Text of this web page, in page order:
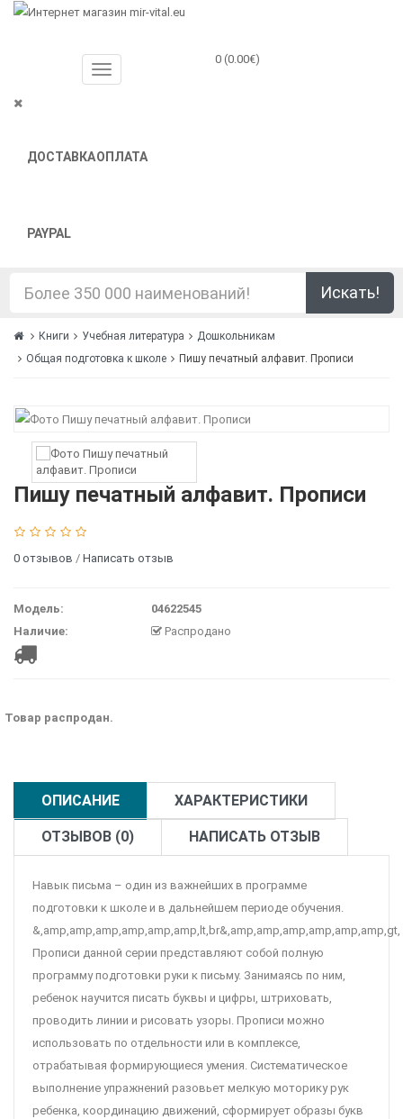
ДОСТАВКАОПЛАТА
PAYPAL
0 (0.00€)
Искать!
Книги Учебная литература
Дошкольникам
Общая подготовка к школе
Пишу печатный алфавит. Прописи
Пишу печатный алфавит. Прописи
0 отзывов / Написать отзыв
Модель:
04622545
Наличие:
Распродано
Товар распродан.
ОПИСАНИЕ ХАРАКТЕРИСТИКИ
ОТЗЫВОВ (0) НАПИСАТЬ ОТЗЫВ
Навык письма – один из важнейших в программе
подготовки к школе и в дальнейшем периоде обучения.
&,amp,amp,amp,amp,amp,amp,lt,br&,amp,amp,amp,amp,amp,amp,gt,
Прописи данной серии представляют собой полную
программу подготовки руки к письму. Занимаясь по ним,
ребенок научится писать буквы и цифры, штриховать,
проводить линии и рисовать узоры. Прописи можно
использовать по отдельности или в комплексе,
отрабатывая формирующиеся умения. Систематическое
выполнение упражнений разовьет мелкую моторику рук
ребенка, координацию движений, сформирует образы букв